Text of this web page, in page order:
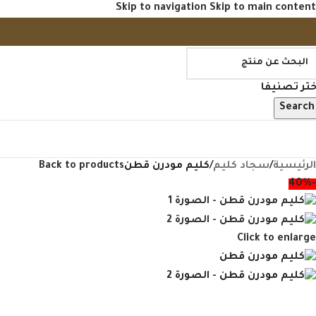
Skip to navigation Skip to main content
تصنيفا
Search
الرئيسية/سجاد كليم/كليم مودرن قطنBack to products
-40%
Click to enlarge